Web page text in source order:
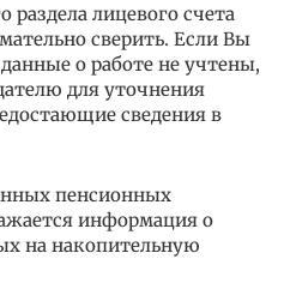
лицевого счета
сверить. Если Вы
о работе не учтены,
для уточнения
сведения в
пенсионных
информация о
на накопительную